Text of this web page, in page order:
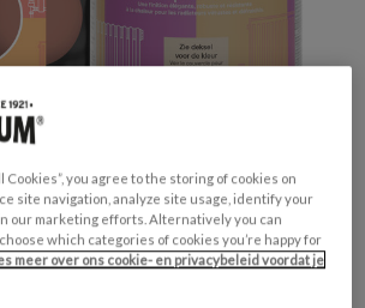
Cookies”, you agree to the storing of cookies on
site navigation, analyze site usage, identify your
our marketing efforts. Alternatively you can
which categories of cookies you’re happy for
meer over ons cookie- en privacybeleid voordat je